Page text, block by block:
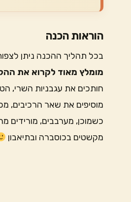
הוראות הכנה
בכל תהליך ההכנה ניתן
מומלץ מאוד לקרוא את
חותכים את עגבניות השרי,
מוסיפים את שאר הרכיבים,
כשמוכן, מערבבים, מורידים
מקשטים בכוסברה ובתיאבון